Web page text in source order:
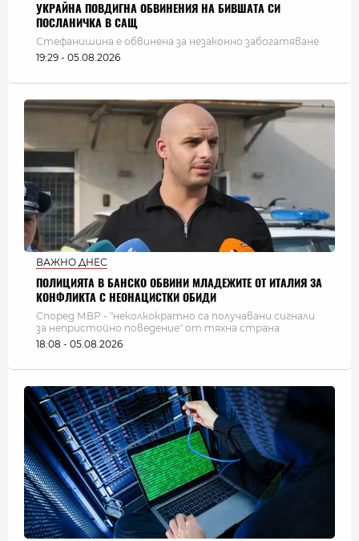
УКРАЙНА ПОВДИГНА ОБВИНЕНИЯ НА БИВШАТА СИ
ПОСЛАНИЧКА В САЩ
Стефанишина е обвинена за незаконно забогатяване
19:29 - 05.08.2026
ВАЖНО ДНЕС
ПОЛИЦИЯТА В БАНСКО ОБВИНИ МЛАДЕЖИТЕ ОТ ИТАЛИЯ ЗА
КОНФЛИКТА С НЕОНАЦИСТКИ ОБИДИ
Според МВР - "неколкократно са получавани сигнали
за непристойно поведение" от тяхна страна
18:08 - 05.08.2026